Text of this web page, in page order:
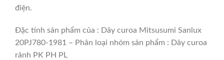
điện.
Đặc tính sản phẩm của : Dây curoa Mitsusumi Sanlux
20PJ780-1981 – Phân loại nhóm sản phẩm : Dây curoa
rảnh PK PH PL